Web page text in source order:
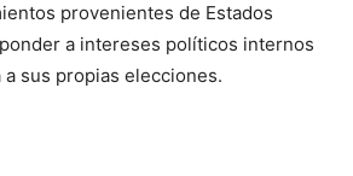
provenientes de Estados
a intereses políticos internos
sus propias elecciones.